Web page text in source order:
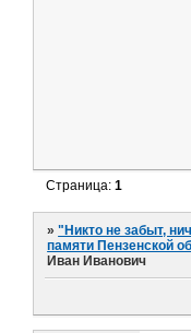
Страница:1
»"Никто не забыт,
памяти Пензенской
Иван Иванович